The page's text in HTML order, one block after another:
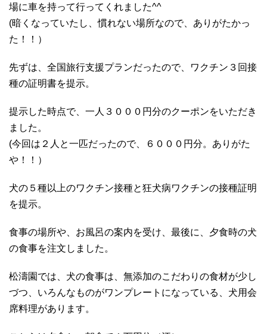
場に車を持って行ってくれました^^
(暗くなっていたし、慣れない場所なので、ありがたかっ
た！！）
先ずは、全国旅行支援プランだったので、ワクチン３回接
種の証明書を提示。
提示した時点で、一人３０００円分のクーポンをいただき
ました。
(今回は２人と一匹だったので、６０００円分。ありがた
や！！）
犬の５種以上のワクチン接種と狂犬病ワクチンの接種証明
を提示。
食事の場所や、お風呂の案内を受け、最後に、夕食時の犬
の食事を注文しました。
松濤園では、犬の食事は、無添加のこだわりの食材が少し
づつ、いろんなものがワンプレートになっている、犬用会
席料理があります。